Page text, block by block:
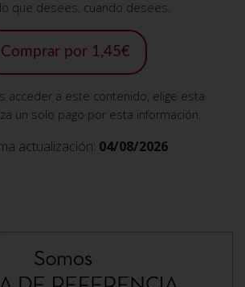
que desees, cuando desees.
Comprar por 1,45€
acceder a este contenido, elige esta
un solo pago por esta información.
actualización: 04/08/2026